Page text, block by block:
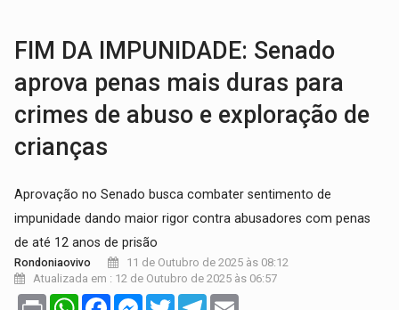
FIM DA IMPUNIDADE: Senado
aprova penas mais duras para
crimes de abuso e exploração de
crianças
Aprovação no Senado busca combater sentimento de
impunidade dando maior rigor contra abusadores com penas
de até 12 anos de prisão
Rondoniaovivo
11 de Outubro de 2025 às 08:12
Atualizada em : 12 de Outubro de 2025 às 06:57
Print WhatsAppFacebookMessenger
TwitterTelegram